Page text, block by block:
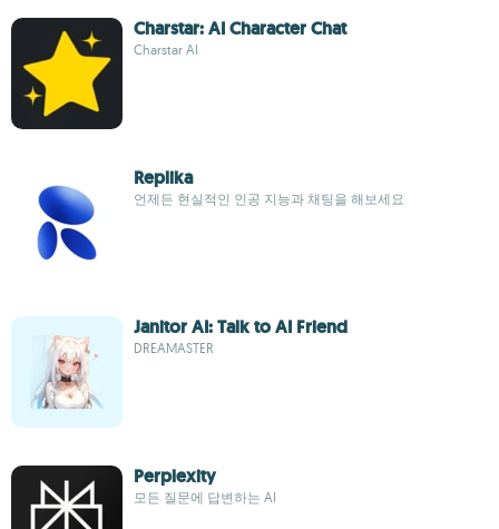
Charstar: AI Character Chat
Charstar AI
Replika
언제든 현실적인 인공 지능과 채팅을 해보세요
Janitor AI: Talk to AI Friend
DREAMASTER
Perplexity
모든 질문에 답변하는 AI